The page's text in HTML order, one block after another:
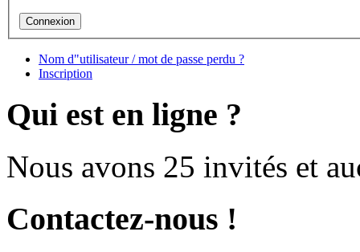
Nom d"utilisateur / mot de passe perdu ?
Inscription
Qui est en ligne ?
Nous avons 25 invités et
Contactez-nous !